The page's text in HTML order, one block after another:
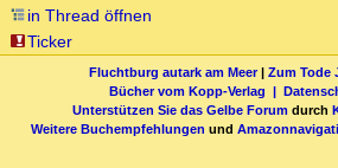
in Thread öffnen
Ticker
Fluchtburg autark am Meer| Zum Tode
Bücher vom Kopp-Verlag |
Unterstützen Sie das Gelbe Forum durch
Weitere Buchempfehlungen und